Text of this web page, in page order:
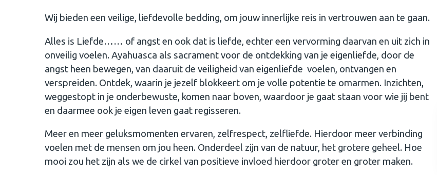
Wij bieden een veilige, liefdevolle bedding, om jouw innerlijke reis in vertrouwen aan te gaan.
Alles is Liefde…… of angst en ook dat is liefde, echter een vervorming daarvan en uit zich in
onveilig voelen. Ayahuasca als sacrament voor de ontdekking van je eigenliefde, door de
angst heen bewegen, van daaruit de veiligheid van eigenliefde voelen, ontvangen en
verspreiden. Ontdek, waarin je jezelf blokkeert om je volle potentie te omarmen. Inzichten,
weggestopt in je onderbewuste, komen naar boven, waardoor je gaat staan voor wie jij bent
en daarmee ook je eigen leven gaat regisseren.
Meer en meer geluksmomenten ervaren, zelfrespect, zelfliefde. Hierdoor meer verbinding
voelen met de mensen om jou heen. Onderdeel zijn van de natuur, het grotere geheel. Hoe
mooi zou het zijn als we de cirkel van positieve invloed hierdoor groter en groter maken.